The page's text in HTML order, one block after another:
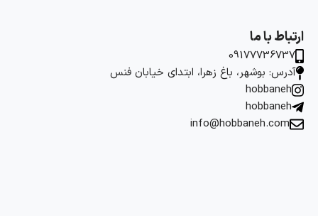
ارتباط با ما
09177736737
آدرس: بوشهر، باغ زهرا، ابتدای خیابان فنس
hobbaneh
hobbaneh
info@hobbaneh.com